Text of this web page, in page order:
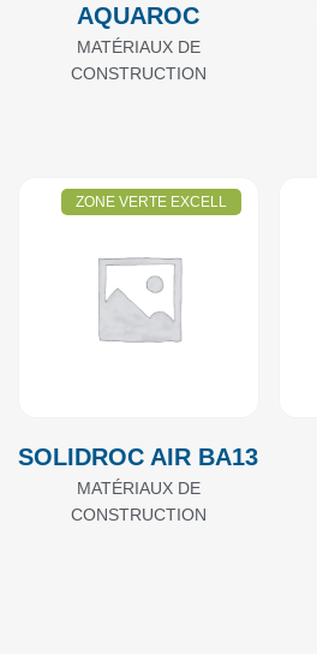
AQUAROC
MATÉRIAUX DE
CONSTRUCTION
ZONE VERTE EXCELL
SOLIDROC AIR BA13
MATÉRIAUX DE
CONSTRUCTION